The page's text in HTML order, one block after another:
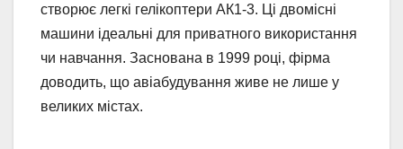
створює легкі гелікоптери АК1-3. Ці двомісні
машини ідеальні для приватного використання
чи навчання. Заснована в 1999 році, фірма
доводить, що авіабудування живе не лише у
великих містах.